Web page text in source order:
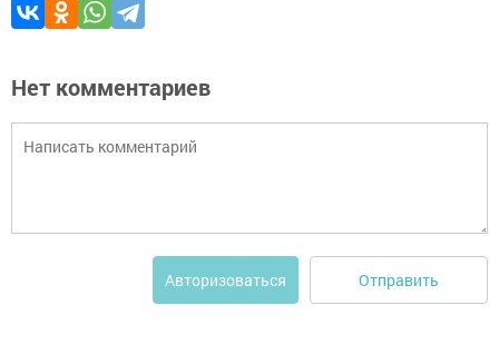
Нет комментариев
Авторизоваться Отправить